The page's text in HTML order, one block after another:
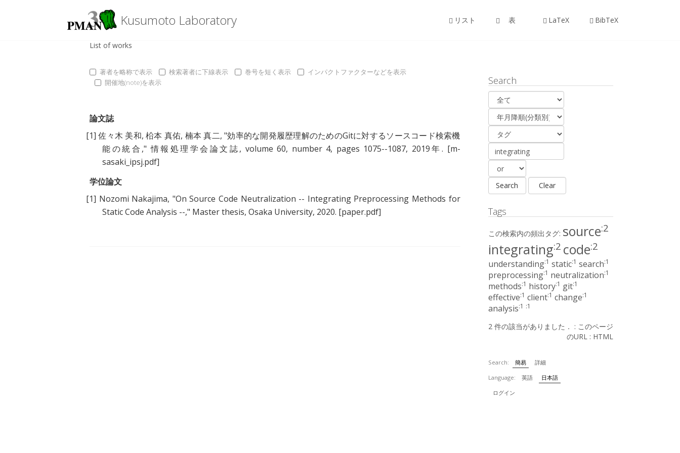
Kusumoto Laboratory リスト 表 LaTeX BibTeX
List of works
著者を略称で表示 検索著者に下線表示 巻号を短く表示
インパクトファクターなどを表示
開催地(note)を表示
論文誌
[1] 佐々木 美和,柗本 真佑, 楠本 真二, "効率的な開発履歴理解のためのGitに対するソースコード検索機
能の統合 ," 情報処理学会論文誌, volume 60, number 4, pages 1075--1087, 2019年. [m-
sasaki_ipsj.pdf]
学位論文
[1] Nozomi Nakajima, "On Source Code Neutralization -- Integrating Preprocessing Methods for
Static Code Analysis --," Master thesis, Osaka University, 2020. [paper.pdf]
Search
Tags
この検索内の頻出タグ: source:2
integrating:2 code:2
understanding:1 static:1 search:1
preprocessing:1 neutralization:1
methods:1 history:1 git:1
effective:1 client:1 change:1
analysis:1 :1
2 件の該当がありました． : このページ
のURL : HTML
Search: 簡易
詳細
Language:
英語
日本語
ログイン